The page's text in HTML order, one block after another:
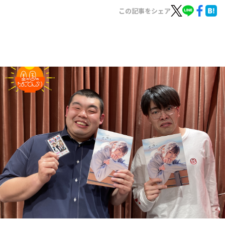
お知らせ
イベント・グッズ
YouTube
会社情報
この記事をシェア